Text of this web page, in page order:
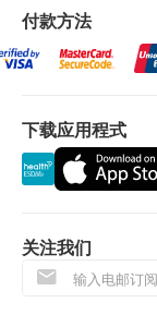
谷丙转氨酶
丙种谷氨转
尿素
钠
钾
血液检查
嗜碱性白血
维化命D, 总计
HK$340.0
性病病原体基
包括：砂眼衣原
豚凉体, 单纯
HK$800.0
缺铁性及地中
包括：铁、总
HK$920.0
六、日及公众
注：轮侯报告
生发现化验报
即时跟进。
领取方式：客
条款及细则：
1. 客户必须
付款方法
下载应用程式
关注我们